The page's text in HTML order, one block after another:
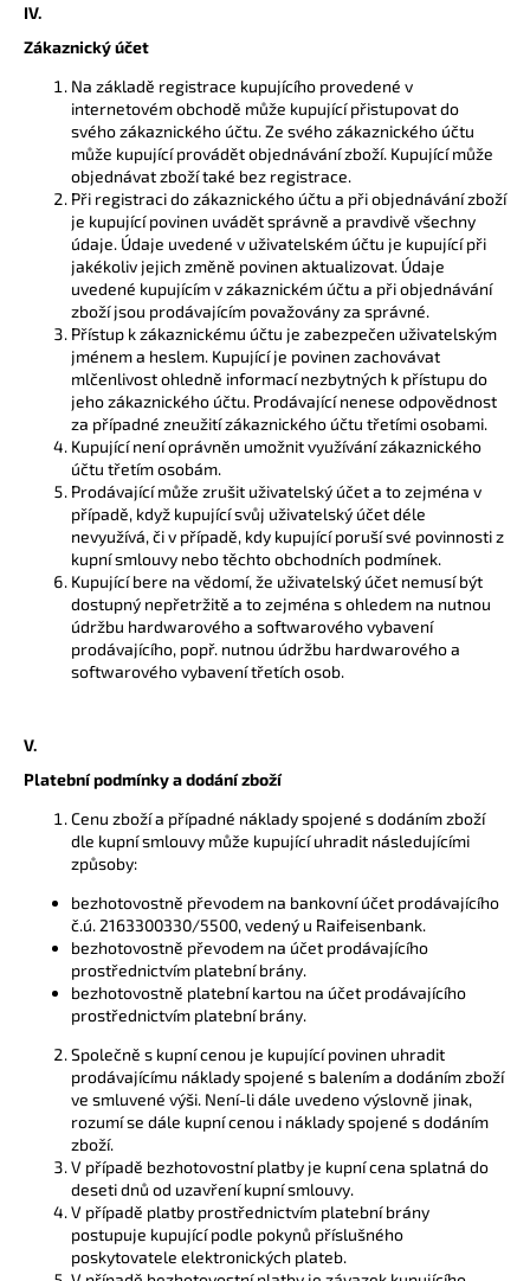
IV.
Zákaznický účet
Na základě registrace kupujícího provedené v
internetovém obchodě může kupující přistupovat do
svého zákaznického účtu. Ze svého zákaznického účtu
může kupující provádět objednávání zboží. Kupující může
objednávat zboží také bez registrace.
Při registraci do zákaznického účtu a při objednávání zboží
je kupující povinen uvádět správně a pravdivě všechny
údaje. Údaje uvedené v uživatelském účtu je kupující při
jakékoliv jejich změně povinen aktualizovat. Údaje
uvedené kupujícím v zákaznickém účtu a při objednávání
zboží jsou prodávajícím považovány za správné.
Přístup k zákaznickému účtu je zabezpečen uživatelským
jménem a heslem. Kupující je povinen zachovávat
mlčenlivost ohledně informací nezbytných k přístupu do
jeho zákaznického účtu. Prodávající nenese odpovědnost
za případné zneužití zákaznického účtu třetími osobami.
Kupující není oprávněn umožnit využívání zákaznického
účtu třetím osobám.
Prodávající může zrušit uživatelský účet a to zejména v
případě, když kupující svůj uživatelský účet déle
nevyužívá, či v případě, kdy kupující poruší své povinnosti z
kupní smlouvy nebo těchto obchodních podmínek.
Kupující bere na vědomí, že uživatelský účet nemusí být
dostupný nepřetržitě a to zejména s ohledem na nutnou
údržbu hardwarového a softwarového vybavení
prodávajícího, popř. nutnou údržbu hardwarového a
softwarového vybavení třetích osob.
V.
Platební podmínky a dodání zboží
Cenu zboží a případné náklady spojené s dodáním zboží
dle kupní smlouvy může kupující uhradit následujícími
způsoby:
bezhotovostně převodem na bankovní účet prodávajícího
č.ú. 2163300330/5500, vedený u Raifeisenbank.
bezhotovostně převodem na účet prodávajícího
prostřednictvím platební brány.
bezhotovostně platební kartou na účet prodávajícího
prostřednictvím platební brány.
Společně s kupní cenou je kupující povinen uhradit
prodávajícímu náklady spojené s balením a dodáním zboží
ve smluvené výši. Není-li dále uvedeno výslovně jinak,
rozumí se dále kupní cenou i náklady spojené s dodáním
zboží.
V případě bezhotovostní platby je kupní cena splatná do
deseti dnů od uzavření kupní smlouvy.
V případě platby prostřednictvím platební brány
postupuje kupující podle pokynů příslušného
poskytovatele elektronických plateb.